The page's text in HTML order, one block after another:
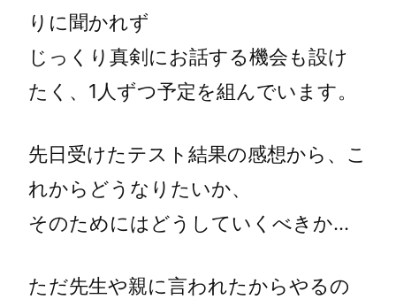
りに聞かれず
じっくり真剣にお話する機会も設け
たく、1人ずつ予定を組んでいます。
先日受けたテスト結果の感想から、こ
れからどうなりたいか、
そのためにはどうしていくべきか…
ただ先生や親に言われたからやるの